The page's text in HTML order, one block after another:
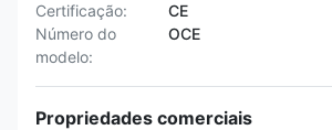
Certificação:
CE
Número do
modelo:
OCE
Propriedades comerciais